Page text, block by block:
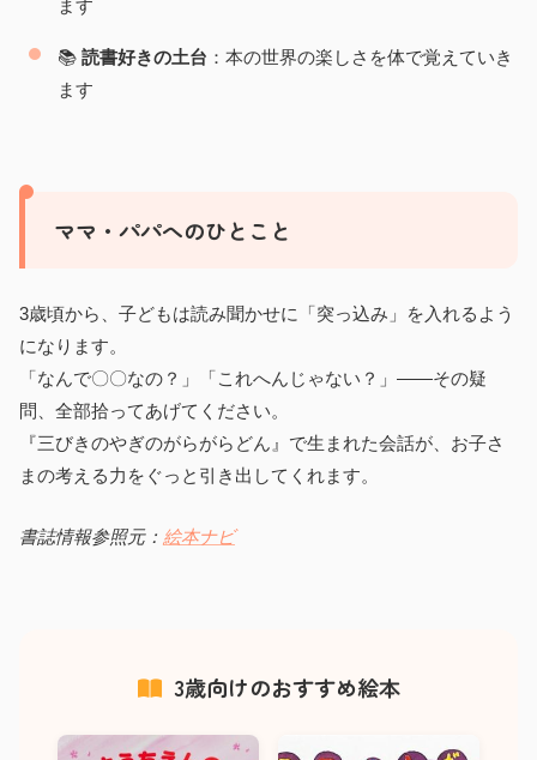
ます
📚 読書好きの土台 ：本の世界の楽しさを体で覚えていき
ます
ママ・パパへのひとこと
3歳頃から、子どもは読み聞かせに「突っ込み」を入れるよう
になります。
「なんで〇〇なの？」「これへんじゃない？」——その疑
問、全部拾ってあげてください。
『三びきのやぎのがらがらどん』で生まれた会話が、お子さ
まの考える力をぐっと引き出してくれます。
書誌情報参照元： 絵本ナビ
3歳向けのおすすめ絵本